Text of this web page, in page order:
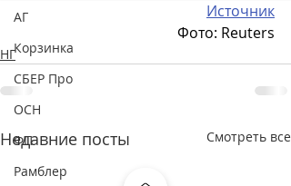
АГ
Корзинка
СБЕР Про
ОСН
ФП
Рамблер
Источник
Фото: Reuters
НГ
Недавние посты Смотреть все